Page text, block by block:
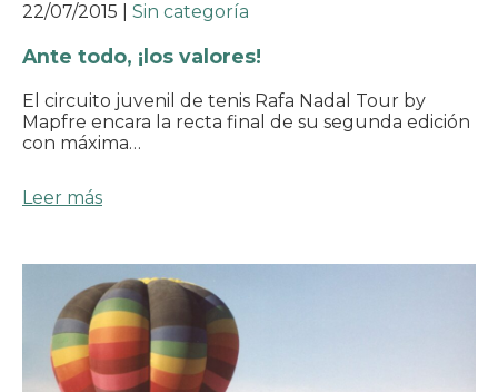
22/07/2015 Sin categoría
Ante todo, ¡los valores!
El circuito juvenil de tenis Rafa Nadal Tour by
Mapfre encara la recta final de su segunda edición
con máxima…
Leer más